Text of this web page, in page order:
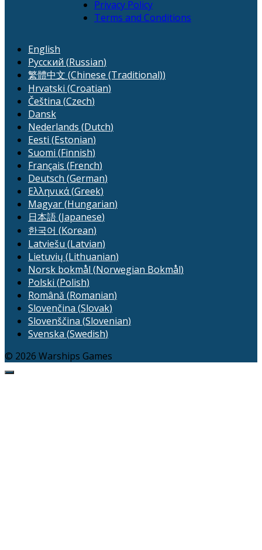
Privacy Policy
Terms and Conditions
English
Русский (Russian)
繁體中文 (Chinese (Traditional))
Hrvatski (Croatian)
Čeština (Czech)
Dansk
Nederlands (Dutch)
Eesti (Estonian)
Suomi (Finnish)
Français (French)
Deutsch (German)
Ελληνικά(Greek)
Magyar(Hungarian)
日本語(Japanese)
한국어 (Korean)
Latviešu (Latvian)
Lietuvių (Lithuanian)
Norsk bokmål (Norwegian Bokmål)
Polski (Polish)
Română (Romanian)
Slovenčina (Slovak)
Slovenščina (Slovenian)
Svenska (Swedish)
© 2026 Warships Games